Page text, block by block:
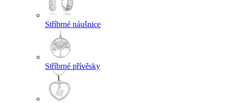
Stříbrné náušnice
Stříbrné přívěsky